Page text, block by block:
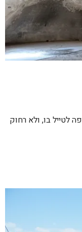
לטייל בו, ולא רחוק